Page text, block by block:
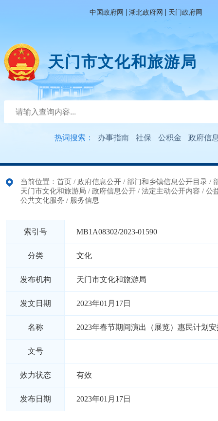
中国政府网 | 湖北政府网 | 天门政府网
天门市文化和旅游局
热词搜索： 办事指南 社保 公积金 政府信
当前位置： 首页 / 政府信息公开 / 部门和乡镇信息公开目录 /
天门市文化和旅游局 / 政府信息公开 / 法定主动公开内容 / 公
公共文化服务 / 服务信息
索引号 MB1A08302/2023-01590
分类 文化
发布机构 天门市文化和旅游局
发文日期 2023年01月17日
名称 2023年春节期间演出（展览）惠民计划
文号
效力状态 有效
发布日期 2023年01月17日